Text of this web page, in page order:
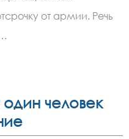
от армии. Речь
человек